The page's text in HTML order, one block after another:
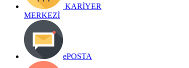
KARİYER
MERKEZİ
ePOSTA